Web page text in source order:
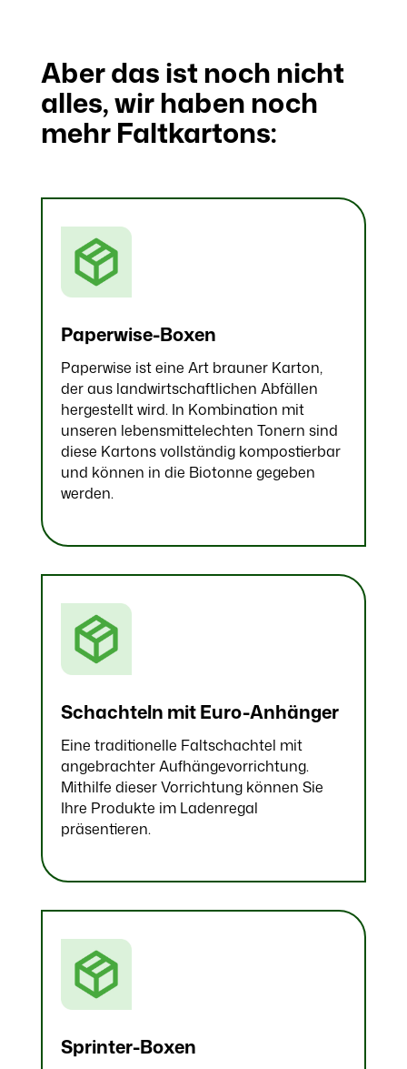
Aber das ist noch nicht
alles, wir haben noch
mehr Faltkartons:
Paperwise-Boxen
Paperwise ist eine Art brauner Karton,
der aus landwirtschaftlichen Abfällen
hergestellt wird. In Kombination mit
unseren lebensmittelechten Tonern sind
diese Kartons vollständig kompostierbar
und können in die Biotonne gegeben
werden.
Schachteln mit Euro-Anhänger
Eine traditionelle Faltschachtel mit
angebrachter Aufhängevorrichtung.
Mithilfe dieser Vorrichtung können Sie
Ihre Produkte im Ladenregal
präsentieren.
Sprinter-Boxen